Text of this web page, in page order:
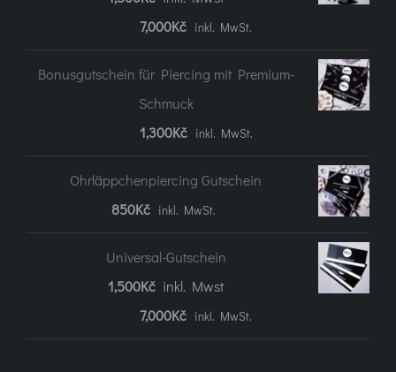
7,000KčPreisspanne:
bis
7.000Kč
inkl. MwSt.
Bonusgutschein für Piercing mit Premium-
Schmuck
1,300Kč inkl. MwSt.
Ohrläppchenpiercing Gutschein
850Kč inkl. MwSt.
Universal-Gutschein
1,500Kč inkl. Mwst
7,000KčPreisspanne:
inkl. MwSt.